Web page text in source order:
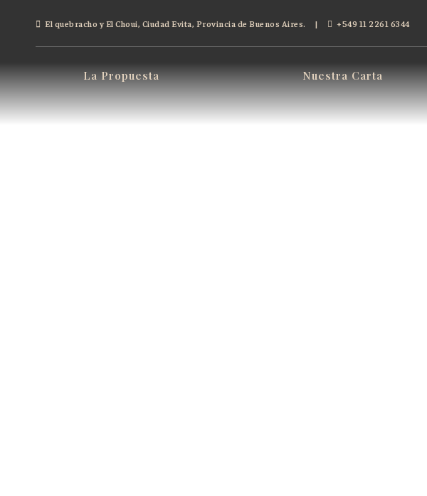
El quebracho y El Choui, Ciudad Evita, Provincia de Buenos Aires. | +549 11 2261 6344
La Propuesta Nuestra Carta